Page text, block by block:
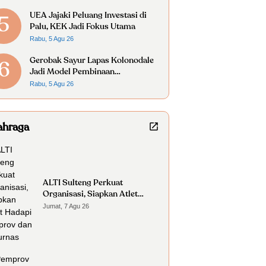
UEA Jajaki Peluang Investasi di
Palu, KEK Jadi Fokus Utama
Rabu, 5 Agu 26
Gerobak Sayur Lapas Kolonodale
Jadi Model Pembinaan
Kemandirian Warga Binaan
Rabu, 5 Agu 26
ALTI Sulteng Perkuat
Organisasi, Siapkan Atlet
Hadapi Porprov dan Kejurnas
Jumat, 7 Agu 26